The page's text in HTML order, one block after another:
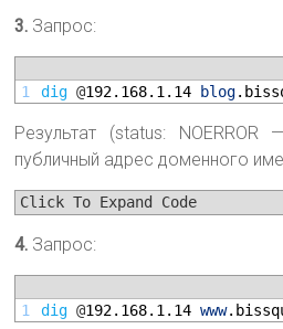
3. Запрос:
1
dig @192.168.1.14 blog
Результат (status:
публичный адрес доменного
Click To Expand Code
4. Запрос:
1
dig @192.168.1.14 www